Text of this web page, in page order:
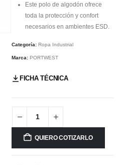
Este polo de algodón ofrece
toda la protección y confort
necesarios en ambientes ESD.
Categoría: Ropa Industrial
Marca: PORTWEST
FICHA TÉCNICA
QUIERO COTIZARLO